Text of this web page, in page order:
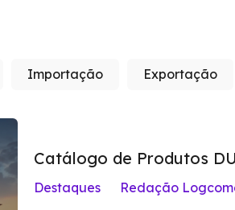
Importação Exportação
Catálogo de Produtos
Destaques Redação